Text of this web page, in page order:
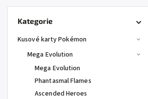
Kategorie
Kusové karty Pokémon
Mega Evolution
Mega Evolution
Phantasmal Flames
Ascended Heroes